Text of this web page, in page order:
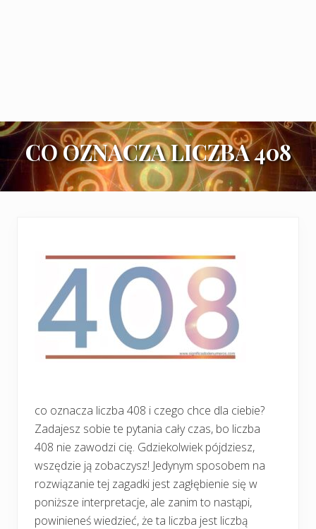
CO OZNACZA LICZBA 408
co oznacza liczba 408 i czego chce dla ciebie?
Zadajesz sobie te pytania cały czas, bo liczba
408 nie zawodzi cię. Gdziekolwiek pójdziesz,
wszędzie ją zobaczysz! Jedynym sposobem na
rozwiązanie tej zagadki jest zagłębienie się w
poniższe interpretacje, ale zanim to nastąpi,
powinieneś wiedzieć, że ta liczba jest liczbą